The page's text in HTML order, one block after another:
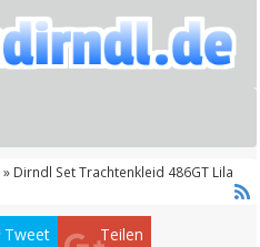
» Dirndl Set Trachtenkleid 486GT Lila
Tweet Teilen